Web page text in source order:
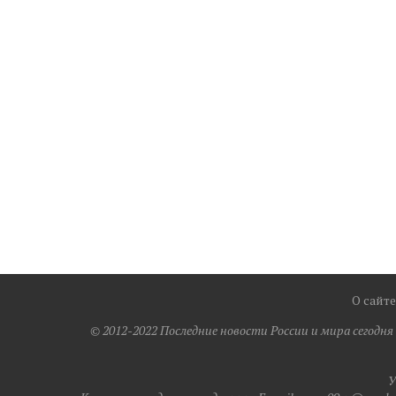
О сайте
© 2012-2022 Последние новости России и мира